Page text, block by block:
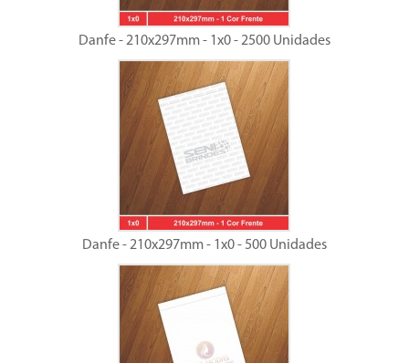
Danfe - 210x297mm - 1x0 - 2500 Unidades
Danfe - 210x297mm - 1x0 - 500 Unidades